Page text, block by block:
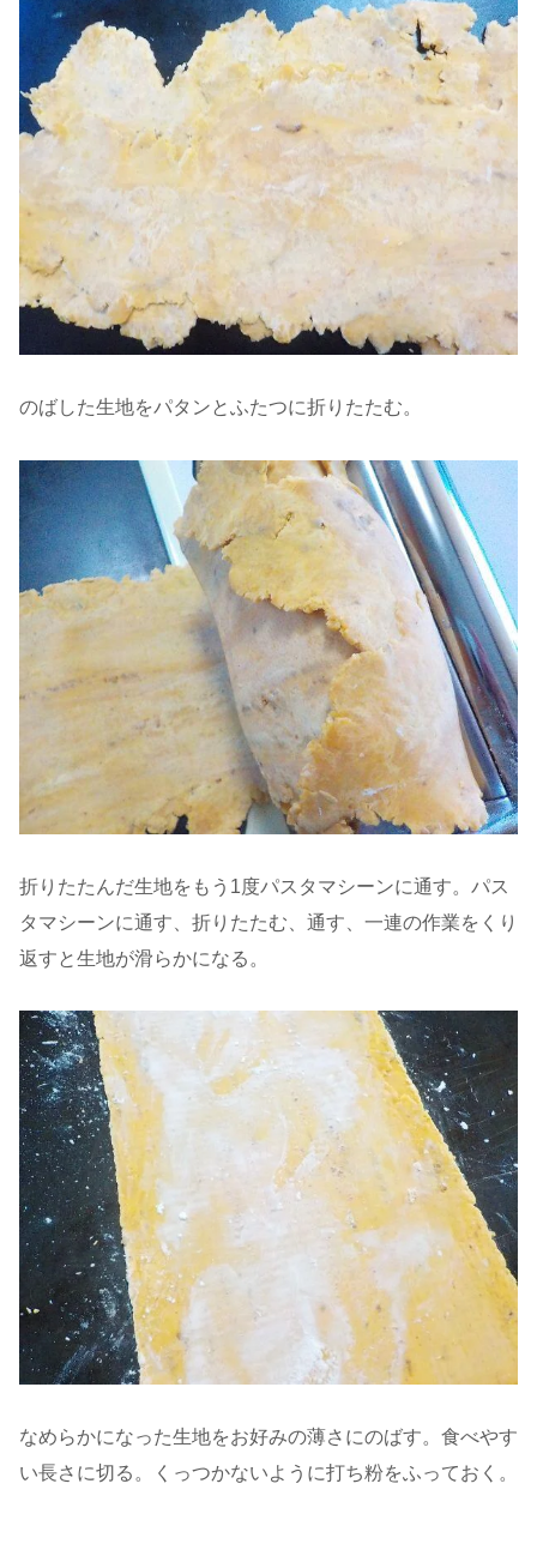
のばした生地をパタンとふたつに折りたたむ。
折りたたんだ生地をもう1度パスタマシーンに通す。パス
タマシーンに通す、折りたたむ、通す、一連の作業をくり
返すと生地が滑らかになる。
なめらかになった生地をお好みの薄さにのばす。食べやす
い長さに切る。くっつかないように打ち粉をふっておく。